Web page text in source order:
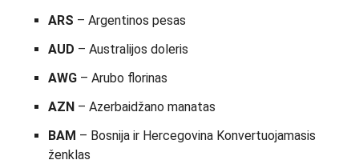
ARS – Argentinos pesas
AUD – Australijos doleris
AWG – Arubo florinas
AZN – Azerbaidžano manatas
BAM – Bosnija ir Hercegovina Konvertuojamasis
ženklas